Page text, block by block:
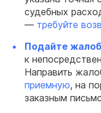
судебных
— требуйте
Подайте
к
Направить
приемную, на
заказным